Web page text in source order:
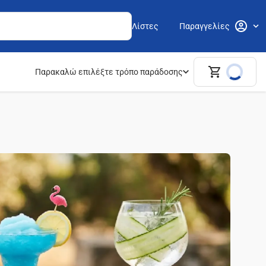
Λίστες Παραγγελίες
Παρακαλώ επιλέξτε τρόπο παράδοσης